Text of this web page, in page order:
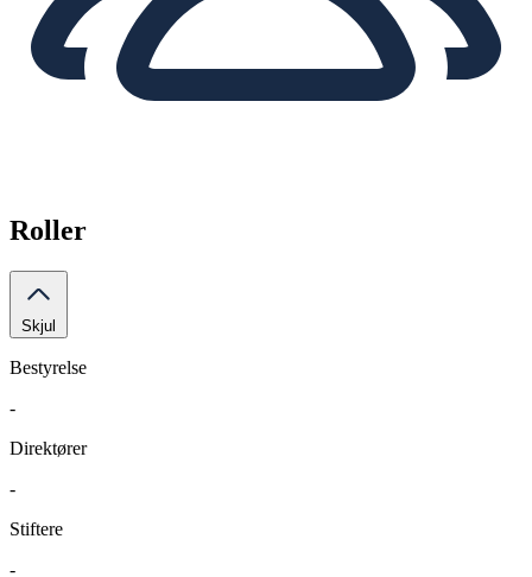
Roller
Skjul
Bestyrelse
-
Direktører
-
Stiftere
-